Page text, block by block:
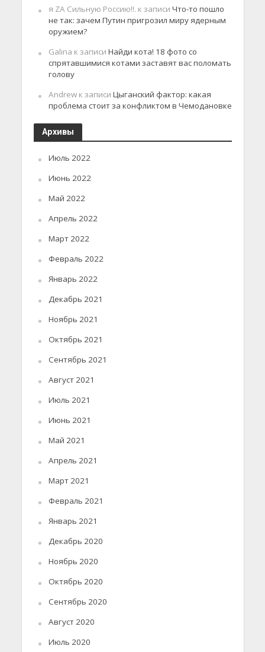
я ZA Сильную Россию!!. к записи Что-то пошло
не так: зачем Путин пригрозил миру ядерным
оружием?
Galina к записи Найди кота! 18 фото со
спрятавшимися котами заставят вас поломать
голову
Andrewк записи Цыганский фактор: какая
проблема стоит за конфликтом в Чемодановке
Архивы
Июль 2022
Июнь 2022
Май 2022
Апрель 2022
Март 2022
Февраль 2022
Январь 2022
Декабрь 2021
Ноябрь 2021
Октябрь 2021
Сентябрь 2021
Август 2021
Июль 2021
Июнь 2021
Май 2021
Апрель 2021
Март 2021
Февраль 2021
Январь 2021
Декабрь 2020
Ноябрь 2020
Октябрь 2020
Сентябрь 2020
Август 2020
Июль 2020